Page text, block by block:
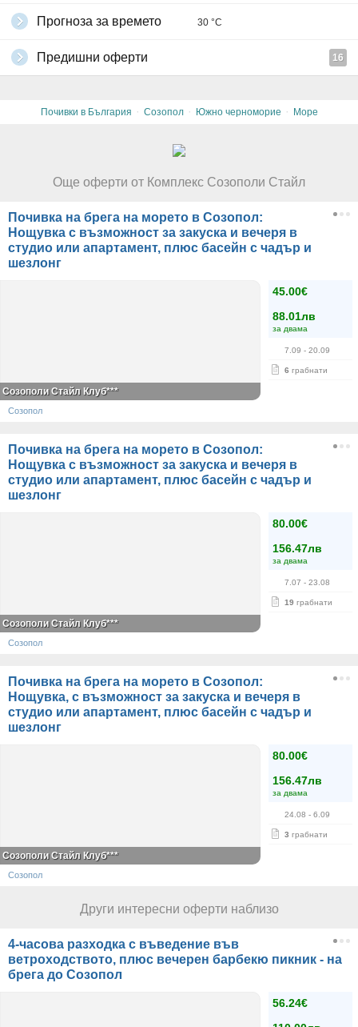
Прогноза за времето 30 °C
Предишни оферти 16
Почивки в България · Созопол · Южно черноморие · Море
Още оферти от Комплекс Созополи Стайл
Почивка на брега на морето в Созопол:
Нощувка с възможност за закуска и вечеря в
студио или апартамент, плюс басейн с чадър и
шезлонг
45.00€
88.01лв
за двама
7.09 - 20.09
6 грабнати
Созополи Стайл Клуб***
Созопол
Почивка на брега на морето в Созопол:
Нощувка с възможност за закуска и вечеря в
студио или апартамент, плюс басейн с чадър и
шезлонг
80.00€
156.47лв
за двама
7.07 - 23.08
19 грабнати
Созополи Стайл Клуб***
Созопол
Почивка на брега на морето в Созопол:
Нощувка, с възможност за закуска и вечеря в
студио или апартамент, плюс басейн с чадър и
шезлонг
80.00€
156.47лв
за двама
24.08 - 6.09
3 грабнати
Созополи Стайл Клуб***
Созопол
Други интересни оферти наблизо
4-часова разходка с въведение във
ветроходството, плюс вечерен барбекю пикник - на
брега до Созопол
56.24€